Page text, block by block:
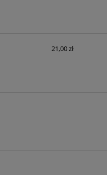
kosztów21,00 zł